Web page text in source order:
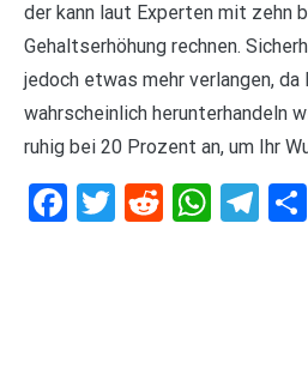
der kann laut Experten mit zehn
Gehaltserhöhung rechnen.
jedoch etwas mehr verlangen, da
wahrscheinlich herunterhandeln
ruhig bei 20 Prozent an, um Ihr
Facebook
Twitter
Reddit